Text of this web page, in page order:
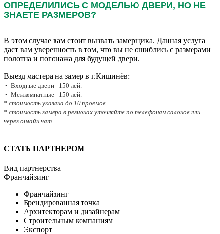
ОПРЕДЕЛИЛИСЬ С МОДЕЛЬЮ ДВЕРИ, НО НЕ
ЗНАЕТЕ РАЗМЕРОВ?
В этом случае вам стоит вызвать замерщика. Данная услуга
даст вам уверенность в том, что вы не ошиблись с размерами
полотна и погонажа для будущей двери.
Выезд мастера на замер в г.Кишинёв:
• Входные двери - 150 лей.
• Межкомнатные - 150 лей.
* стоимость указана до 10 проемов
* стоимость замера в регионах уточняйте по телефонам салонов или
через онлайн чат
СТАТЬ ПАРТНЕРОМ
Вид партнерства
Франчайзинг
Франчайзинг
Брендированная точка
Архитекторам и дизайнерам
Строительным компаниям
Экспорт